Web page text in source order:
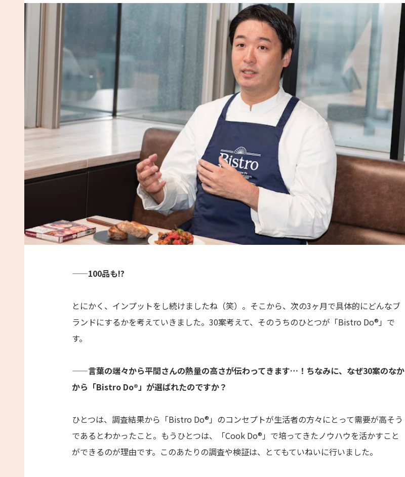
——100品も!?
とにかく、インプットをし続けましたね（笑）。そこから、次の3ヶ月で具体的にどんなブ
ランドにするかを考えていきました。30案考えて、そのうちのひとつが「Bistro Do®」で
す。
——言葉の端々から平間さんの熱量の高さが伝わってきます…！ちなみに、なぜ30案のなか
から「Bistro Do®」が選ばれたのですか？
ひとつは、調査結果から「Bistro Do®」のコンセプトが生活者の方々にとって需要が高そう
であるとわかったこと。もうひとつは、「Cook Do®」で培ってきたノウハウを活かすこと
ができるのが理由です。このあたりの調査や検証は、とてもていねいに行いました。